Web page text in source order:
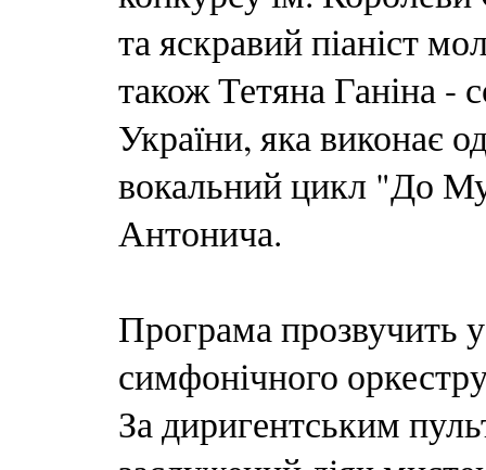
та яскравий піаніст
також Тетяна Ганіна -
України, яка виконає
вокальний цикл "До
Антонича.
Програма прозвучить
симфонічного
За диригентським